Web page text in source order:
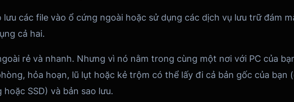
lưu các file vào ổ cứng ngoài hoặc sử dụng các dịch vụ lưu trữ đám
cả hai.
rẻ và nhanh. Nhưng vì nó nằm trong cùng một nơi với PC của
hỏa hoạn, lũ lụt hoặc kẻ trộm có thể lấy đi cả bản gốc của bạn
SSD) và bản sao lưu.